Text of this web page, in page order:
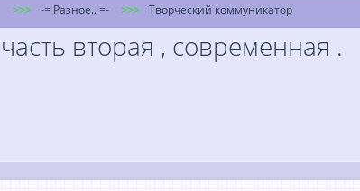
-= Разное.. =- Творческий коммуникатор
вторая , современная .